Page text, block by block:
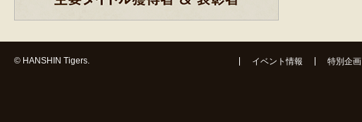
© HANSHIN Tigers. イベント情報 特別企画